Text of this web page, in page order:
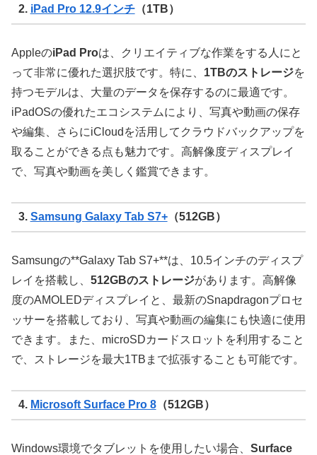
2. iPad Pro 12.9インチ（1TB）
AppleのiPad Proは、クリエイティブな作業をする人にと
って非常に優れた選択肢です。特に、 1TBのストレージを
持つモデルは、大量のデータを保存するのに最適です。
iPadOSの優れたエコシステムにより、写真や動画の保存
や編集、さらにiCloudを活用してクラウドバックアップを
取ることができる点も魅力です。高解像度ディスプレイ
で、写真や動画を美しく鑑賞できます。
3. Samsung Galaxy Tab S7+（512GB）
Samsungの**Galaxy Tab S7+**は、10.5インチのディスプ
レイを搭載し、 512GBのストレージがあります。高解像
度のAMOLEDディスプレイと、最新のSnapdragonプロセ
ッサーを搭載しており、写真や動画の編集にも快適に使用
できます。また、microSDカードスロットを利用すること
で、ストレージを最大1TBまで拡張することも可能です。
4. Microsoft Surface Pro 8（512GB）
Windows環境でタブレットを使用したい場合、 Surface